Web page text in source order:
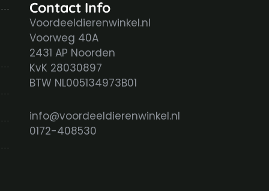
Contact Info
Voordeeldierenwinkel.nl
Voorweg 40A
2431 AP Noorden
KvK 28030897
BTW NL005134973B01
info@voordeeldierenwinkel.nl
0172-408530